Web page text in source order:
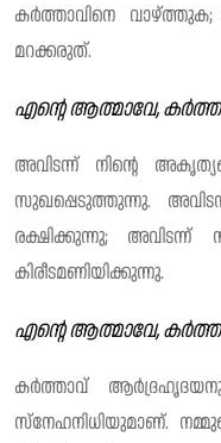
കർത്താവിനെ
മറക്കരുത്.
എൻ്റെ ആത്മാവേ,
അവിടന്ന് നിന്റെ
സുഖപ്പെടുത്തുന്നു.
രക്ഷിക്കുന്നു;
കിരീടമണിയിക്കുന്നു.
എൻ്റെ ആത്മാവേ,
കർത്താവ്
സ്നേഹനിധിയുമാണ്.